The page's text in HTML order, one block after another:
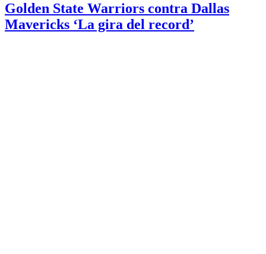
Golden State Warriors contra Dallas
Mavericks ‘La gira del record’